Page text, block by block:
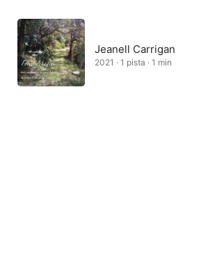
Jeanell Carrigan
2021 · 1 pista · 1 min